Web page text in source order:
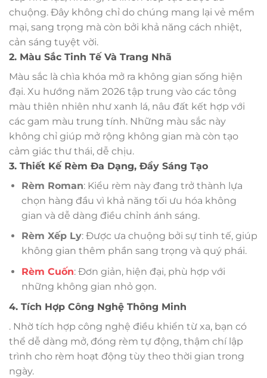
chuộng. Đây không chỉ do chúng mang lại vẻ mềm
mại, sang trọng mà còn bởi khả năng cách nhiệt,
cản sáng tuyệt vời.
2. Màu Sắc Tinh Tế Và Trang Nhã
Màu sắc là chìa khóa mở ra không gian sống hiện
đại. Xu hướng năm 2026 tập trung vào các tông
màu thiên nhiên như xanh lá, nâu đất kết hợp với
các gam màu trung tính. Những màu sắc này
không chỉ giúp mở rộng không gian mà còn tạo
cảm giác thư thái, dễ chịu.
3. Thiết Kế Rèm Đa Dạng, Đầy Sáng Tạo
Rèm Roman: Kiểu rèm này đang trở thành lựa
chọn hàng đầu vì khả năng tối ưu hóa không
gian và dễ dàng điều chỉnh ánh sáng.
Rèm Xếp Ly: Được ưa chuộng bởi sự tinh tế, giúp
không gian thêm phần sang trọng và quý phái.
Rèm Cuốn: Đơn giản, hiện đại, phù hợp với
những không gian nhỏ gọn.
4. Tích Hợp Công Nghệ Thông Minh
. Nhờ tích hợp công nghệ điều khiển từ xa, bạn có
thể dễ dàng mở, đóng rèm tự động, thậm chí lập
trình cho rèm hoạt động tùy theo thời gian trong
ngày.